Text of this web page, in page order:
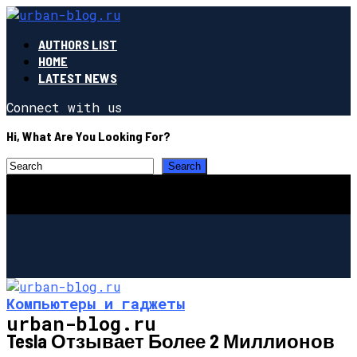
AUTHORS LIST
HOME
LATEST NEWS
Connect with us
Hi, What Are You Looking For?
urban-blog.ru
Компьютеры и гаджеты
Tesla Отзывает Более 2 Миллионов